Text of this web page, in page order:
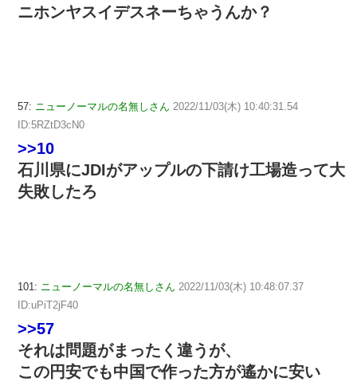
ニホンヤスイデスネーちゃうんか？
57: ニューノーマルの名無しさん 2022/11/03(木) 10:40:31.54
ID:5RZtD3cN0
>>10
石川県にJDIがアップルの下請け工場造って大
失敗したろ
101: ニューノーマルの名無しさん 2022/11/03(木) 10:48:07.37
ID:uPiT2jF40
>>57
それは問題がまったく違うが、
この円安でも中国で作った方が遙かに安い